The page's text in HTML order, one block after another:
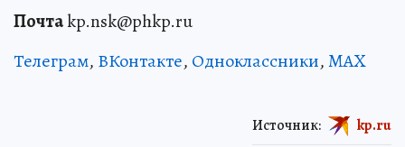
Почтаkp.nsk@phkp.ru
Телеграм, ВКонтакте, Одноклассники,MAX
Источник: kp.ru